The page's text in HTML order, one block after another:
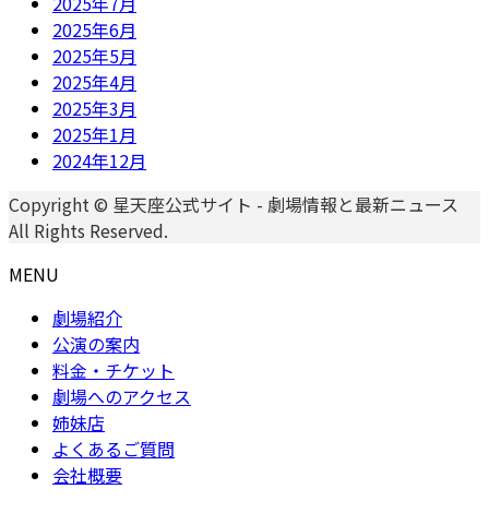
2025年6月
2025年5月
2025年4月
2025年3月
2025年1月
2024年12月
Copyright © 星天座公式サイト - 劇場情報と最新ニュース
All Rights Reserved.
MENU
劇場紹介
公演の案内
料金・チケット
劇場へのアクセス
姉妹店
よくあるご質問
会社概要